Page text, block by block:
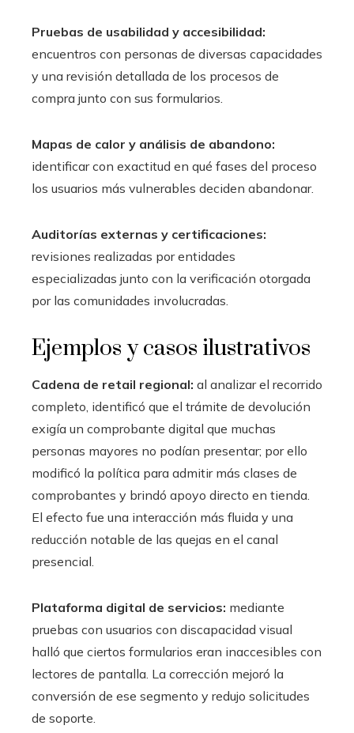
Pruebas de usabilidad y accesibilidad:
encuentros con personas de diversas capacidades
y una revisión detallada de los procesos de
compra junto con sus formularios.
Mapas de calor y análisis de abandono:
identificar con exactitud en qué fases del proceso
los usuarios más vulnerables deciden abandonar.
Auditorías externas y certificaciones:
revisiones realizadas por entidades
especializadas junto con la verificación otorgada
por las comunidades involucradas.
Ejemplos y casos ilustrativos
Cadena de retail regional: al analizar el recorrido
completo, identificó que el trámite de devolución
exigía un comprobante digital que muchas
personas mayores no podían presentar; por ello
modificó la política para admitir más clases de
comprobantes y brindó apoyo directo en tienda.
El efecto fue una interacción más fluida y una
reducción notable de las quejas en el canal
presencial.
Plataforma digital de servicios: mediante
pruebas con usuarios con discapacidad visual
halló que ciertos formularios eran inaccesibles con
lectores de pantalla. La corrección mejoró la
conversión de ese segmento y redujo solicitudes
de soporte.